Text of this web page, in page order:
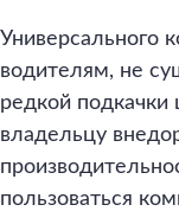
Универсального
водителям, не
редкой
владельцу
пользоваться